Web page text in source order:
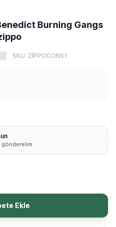
Burning Gangs
SKU: ZİPPOCONS1
gönderelim
Ekle